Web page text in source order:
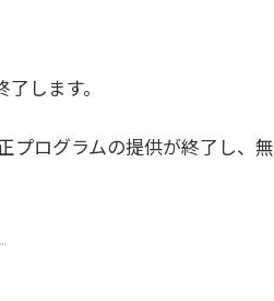
します。
プログラムの提供が終了し、無